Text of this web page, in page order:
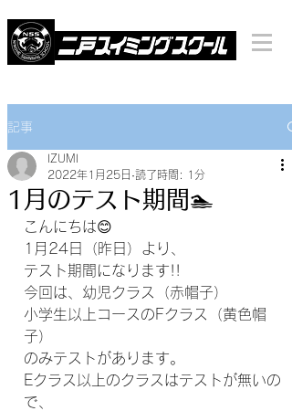
記事
1月のテスト期間🏊
IZUMI
2022年1月25日 読了時間: 1分
こんにちは😊
1月24日（昨日）より、
テスト期間になります!!
今回は、幼児クラス（赤帽子）
小学生以上コースのFクラス（黄色帽
子）
のみテストがあります。
Eクラス以上のクラスはテストが無いの
で、